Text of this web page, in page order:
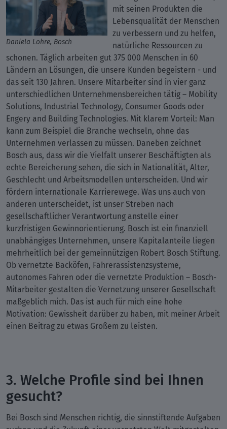
Daniela Lohre, Bosch
mit seinen Produkten die
Lebensqualität der Menschen
zu verbessern und zu helfen,
natürliche Ressourcen zu
schonen. Täglich arbeiten gut 375 000 Menschen in 60
Ländern an Lösungen, die unsere Kunden begeistern - und
das seit 130 Jahren. Unsere Mitarbeiter sind in vier ganz
unterschiedlichen Unternehmensbereichen tätig – Mobility
Solutions, Industrial Technology, Consumer Goods oder
Engery and Building Technologies. Mit klarem Vorteil: Man
kann zum Beispiel die Branche wechseln, ohne das
Unternehmen verlassen zu müssen. Daneben zeichnet
Bosch aus, dass wir die Vielfalt unserer Beschäftigten als
echte Bereicherung sehen, die sich in Nationalität, Alter,
Geschlecht und Arbeitsmodellen unterscheiden. Und wir
fördern internationale Karrierewege. Was uns auch von
anderen unterscheidet, ist unser Streben nach
gesellschaftlicher Verantwortung anstelle einer
kurzfristigen Gewinnorientierung. Bosch ist ein finanziell
unabhängiges Unternehmen, unsere Kapitalanteile liegen
mehrheitlich bei der gemeinnützigen Robert Bosch Stiftung.
Ob vernetzte Backöfen, Fahrerassistenzsysteme,
autonomes Fahren oder die vernetzte Produktion – Bosch-
Mitarbeiter gestalten die Vernetzung unserer Gesellschaft
maßgeblich mich. Das ist auch für mich eine hohe
Motivation: Gewissheit darüber zu haben, mit meiner Arbeit
einen Beitrag zu etwas Großem zu leisten.
3. Welche Profile sind bei Ihnen
gesucht?
Bei Bosch sind Menschen richtig, die sinnstiftende Aufgaben